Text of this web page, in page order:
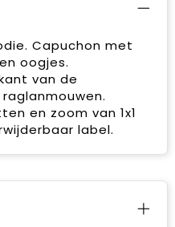
Capuchon met
oogjes.
van de
en zoom van 1x1
label.